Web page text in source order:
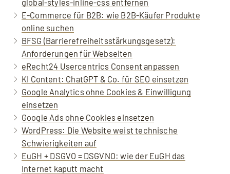
global-styles-inline-css entfernen
E-Commerce für B2B: wie B2B-Käufer Produkte
online suchen
BFSG (Barrierefreiheitsstärkungsgesetz):
Anforderungen für Webseiten
eRecht24 Usercentrics Consent anpassen
KI Content: ChatGPT & Co. für SEO einsetzen
Google Analytics ohne Cookies & Einwilligung
einsetzen
Google Ads ohne Cookies einsetzen
WordPress: Die Website weist technische
Schwierigkeiten auf
EuGH + DSGVO = DSGVNO: wie der EuGH das
Internet kaputt macht